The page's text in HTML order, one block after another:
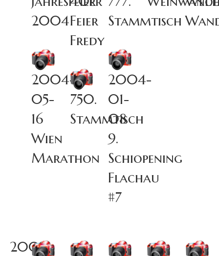
2004
2004-
05-
16
Wien
Marathon
Feier
Fredy
750.
Stammtisch
Stammtisch
2004-
01-
08
9.
Schiopening
Flachau
#7
2003